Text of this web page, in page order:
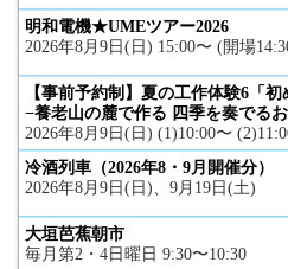
明和電機★UMEツアー2026
2026年8月9日(日) 15:00〜 (開場
【事前予約制】夏の工作体験6「
−養老山の麓で作る 四季を奏でる
2026年8月9日(日) (1)10:00〜
冷酒列車（2026年8・9月開催分）
2026年8月9日(日)、9月19日(土)
大垣芭蕉朝市
毎月第2・4日曜日 9:30〜10:30